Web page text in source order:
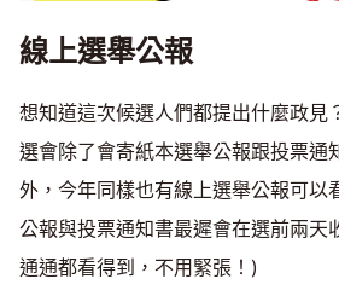
線上選舉公報
想知道這次候選人們都提出什麼政見
選會除了會寄紙本選舉公報跟投票通
外，今年同樣也有線上選舉公報可以
公報與投票通知書最遲會在選前兩天
通通都看得到，不用緊張！)